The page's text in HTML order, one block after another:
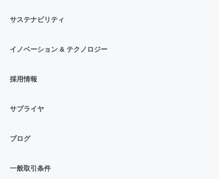
サステナビリティ
イノベーション & テクノロジー
採用情報
サプライヤ
ブログ
一般取引条件